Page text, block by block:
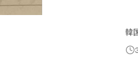
韓